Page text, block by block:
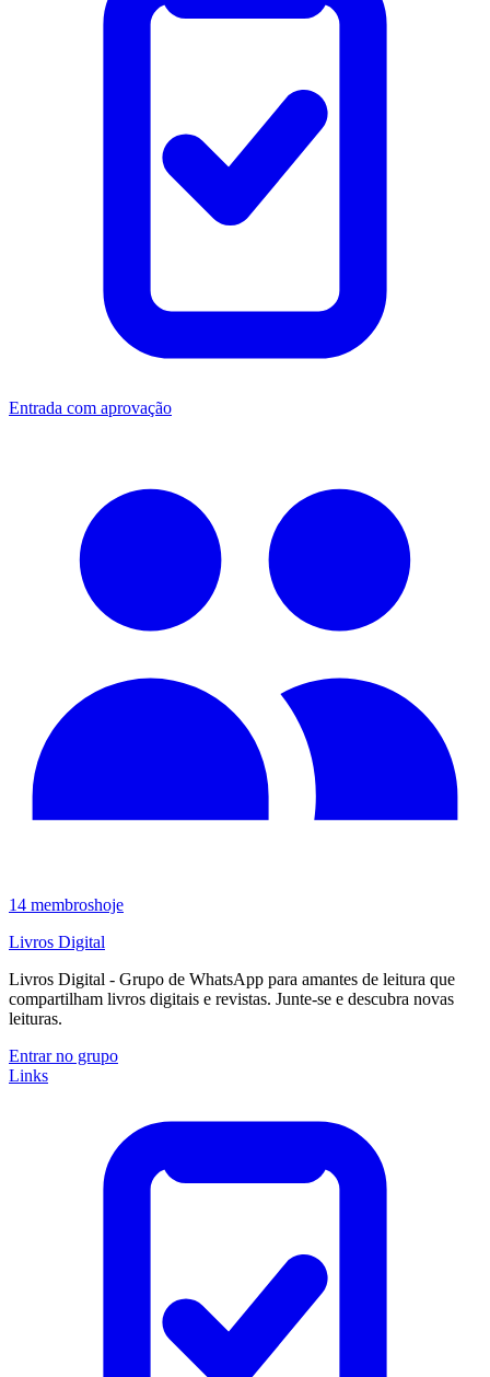
Entrada com aprovação
14 membroshoje
Livros Digital
Livros Digital - Grupo de WhatsApp para amantes de leitura que
compartilham livros digitais e revistas. Junte-se e descubra novas
leituras.
Entrar no grupo
Links